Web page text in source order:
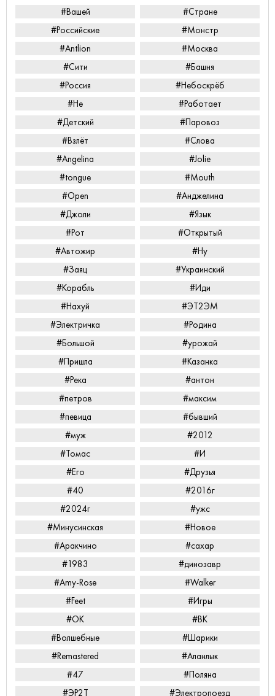
#Вашей
#Стране
#Российские
#Монстр
#Antlion
#Москва
#Сити
#Башня
#Россия
#Небоскрёб
#Не
#Работает
#Детский
#Паровоз
#Взлёт
#Слова
#Angelina
#Jolie
#tongue
#Mouth
#Open
#Анджелина
#Джоли
#Язык
#Рот
#Открытый
#Автожир
#Ну
#Заяц
#Украинский
#Корабль
#Иди
#Нахуй
#ЭТ2ЭМ
#Электричка
#Родина
#Большой
#урожай
#Пришла
#Казанка
#Река
#антон
#петров
#максим
#певица
#бывший
#муж
#2012
#Томас
#И
#Его
#Друзья
#40
#2016г
#2024г
#ужс
#Минусинская
#Новое
#Аракчино
#сахар
#1983
#динозавр
#Amy-Rose
#Walker
#Feet
#Игры
#ОК
#ВК
#Волшебные
#Шарики
#Remastered
#Аланлык
#47
#Поляна
#ЭР2Т
#Электропоезд